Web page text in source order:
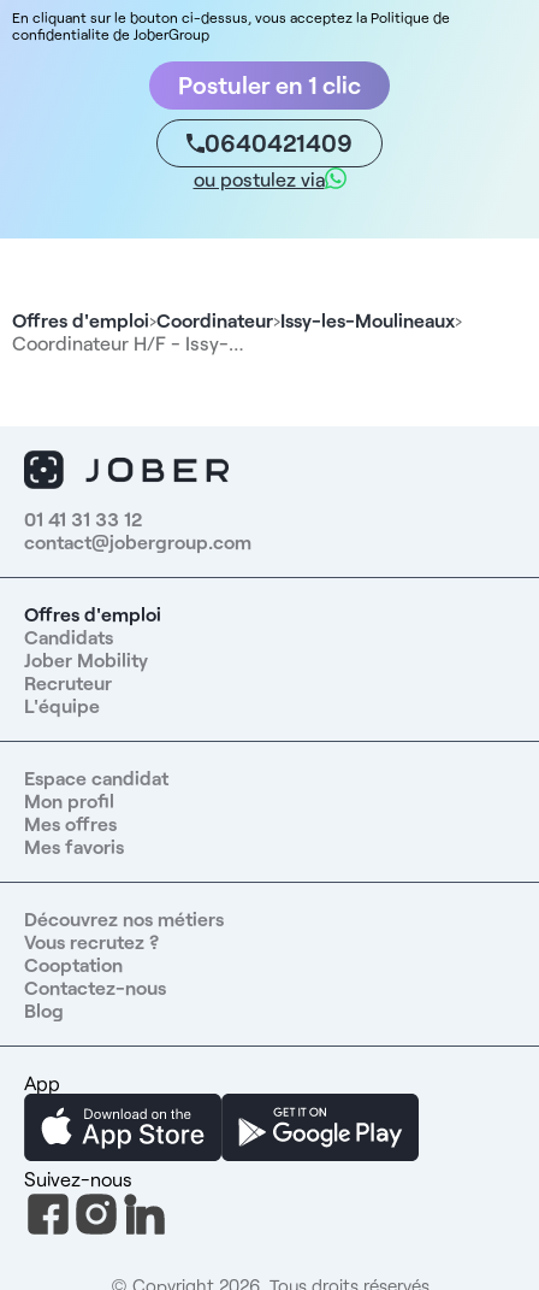
Offres d'emploi›Coordinateur›Issy-les-Moulineaux›
Coordinateur H/F - Issy-…
En cliquant sur le bouton ci-dessus, vous acceptez la Politique de
confidentialite de JoberGroup
Postuler en 1 clic
0640421409
ou postulez via
01 41 31 33 12
contact@jobergroup.com
Offres d'emploi
Candidats
Jober Mobility
Recruteur
L'équipe
Espace candidat
Mon profil
Mes offres
Mes favoris
Découvrez nos métiers
Vous recrutez ?
Cooptation
Contactez-nous
Blog
App
Suivez-nous
© Copyright 2026. Tous droits réservés